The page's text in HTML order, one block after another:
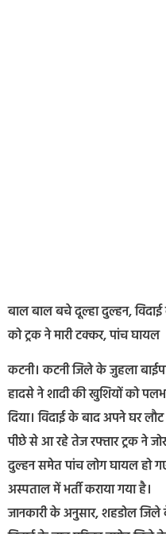
बाल बाल बचे दूल्हा दुल्हन,
को ट्रक ने मारी टक्कर, पांच घायल
कटनी। कटनी जिले के जुहला
हादसे ने शादी की खुशियों को
दिया। विदाई के बाद अपने घर
पीछे से आ रहे तेज रफ्तार ट्रक ने
दुल्हन समेत पांच लोग घायल हो
अस्पताल में भर्ती कराया गया है।
जानकारी के अनुसार, शहडोल जिले